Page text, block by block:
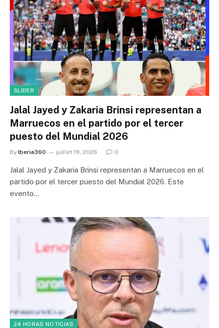
SLIDER
Jalal Jayed y Zakaria Brinsi representan a
Marruecos en el partido por el tercer
puesto del Mundial 2026
By Iberia360 juillet 19, 2026 0
Jalal Jayed y Zakaria Brinsi representan a Marruecos en el
partido por el tercer puesto del Mundial 2026. Este
evento…
24 HORAS NOTICIAS